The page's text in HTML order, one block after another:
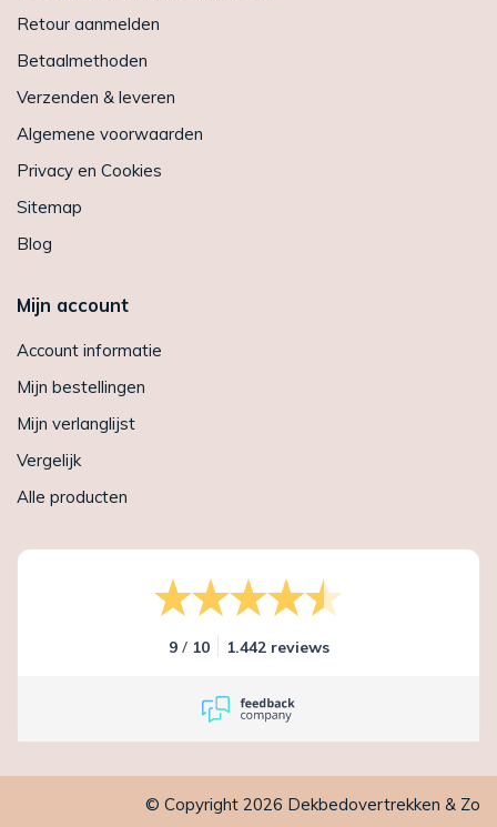
Retour aanmelden
Betaalmethoden
Verzenden & leveren
Algemene voorwaarden
Privacy en Cookies
Sitemap
Blog
Mijn account
Account informatie
Mijn bestellingen
Mijn verlanglijst
Vergelijk
Alle producten
9 / 10 1.442 reviews
© Copyright 2026 Dekbedovertrekken & Zo